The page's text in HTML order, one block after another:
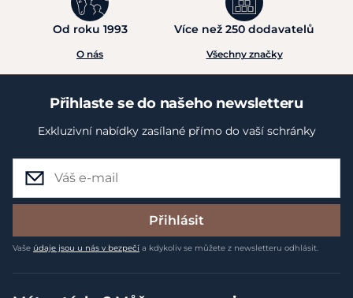
Od roku 1993
O nás
Více než 250 dodavatelů
Všechny značky
Přihlaste se do našeho newsletteru
Exkluzivní nabídky zasílané přímo do vaší schránky
Přihlásit
Vaše údaje jsou u nás v bezpečí a kdykoliv se můžete z newsletteru odhlásit.